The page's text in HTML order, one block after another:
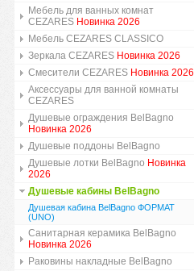
Мебель для ванных комнат
CEZARES Новинка 2026
Мебель CEZARES CLASSICO
Зеркала CEZARES Новинка 2026
Смесители CEZARES Новинка 2026
Аксессуары для ванной комнаты
CEZARES
Душевые ограждения BelBagno
Новинка 2026
Душевые поддоны BelBagno
Душевые лотки BelBagno Новинка
2026
Душевые кабины BelBagno
Душевая кабина BelBagno ФОРМАТ
(UNO)
Санитарная керамика BelBagno
Новинка 2026
Раковины накладные BelBagno